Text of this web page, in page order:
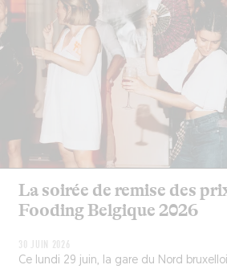
La soirée de remise des
Fooding Belgique 2026
30 JUIN 2026
Ce lundi 29 juin, la gare du Nord